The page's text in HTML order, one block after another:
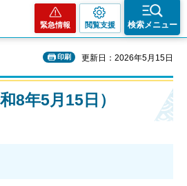
緊急情報 閲覧支援 検索メニュー
印刷 更新日：2026年5月15日
8年5月15日）